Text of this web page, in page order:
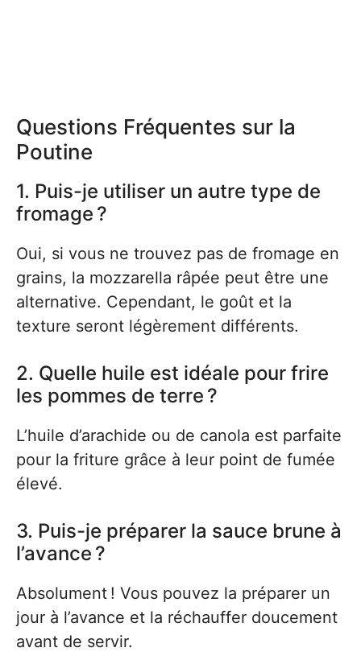
Questions Fréquentes sur la
Poutine
1. Puis-je utiliser un autre type de
fromage ?
Oui, si vous ne trouvez pas de fromage en
grains, la mozzarella râpée peut être une
alternative. Cependant, le goût et la
texture seront légèrement différents.
2. Quelle huile est idéale pour frire
les pommes de terre ?
L’huile d’arachide ou de canola est parfaite
pour la friture grâce à leur point de fumée
élevé.
3. Puis-je préparer la sauce brune à
l’avance ?
Absolument ! Vous pouvez la préparer un
jour à l’avance et la réchauffer doucement
avant de servir.